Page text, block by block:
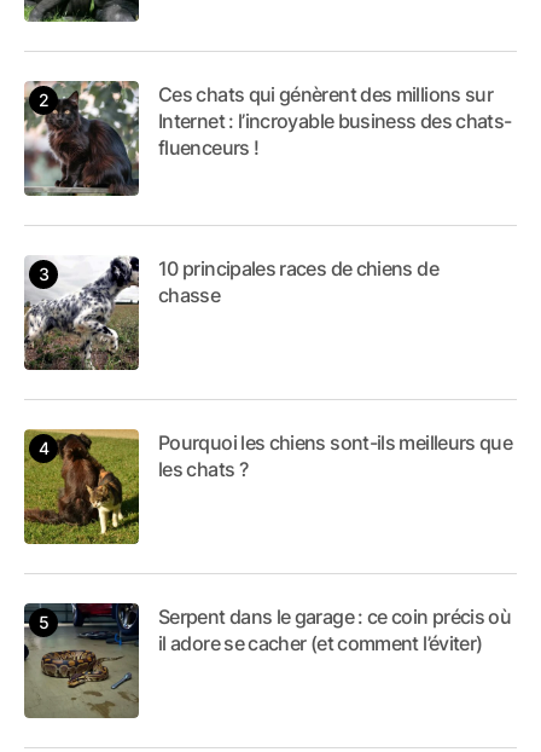
Ces chats qui génèrent des millions sur
Internet : l’incroyable business des chats-
fluenceurs !
10 principales races de chiens de
chasse
Pourquoi les chiens sont-ils meilleurs que
les chats ?
Serpent dans le garage : ce coin précis où
il adore se cacher (et comment l’éviter)